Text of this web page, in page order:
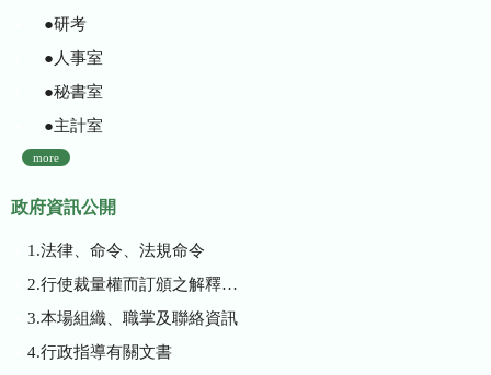
●研考
●人事室
●秘書室
●主計室
more
政府資訊公開
1.法律、命令、法規命令
2.行使裁量權而訂頒之解釋性規定及裁量基準
3.本場組織、職掌及聯絡資訊
4.行政指導有關文書